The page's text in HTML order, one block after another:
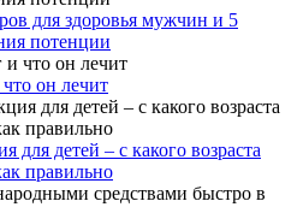
для здоровья мужчин и 5
потенции
он лечит
для детей – с какого возраста
правильно